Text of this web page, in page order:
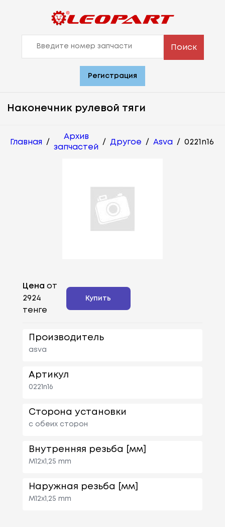
Поиск
Регистрация
Наконечник рулевой тяги
Главная /
Архив
запчастей
/ Другое / Asva / 0221n16
Цена от
2924
тенге
Купить
Производитель
asva
Артикул
0221n16
Сторона установки
с обеих сторон
Внутренняя резьба [мм]
M12x1,25 mm
Наружная резьба [мм]
M12x1,25 mm